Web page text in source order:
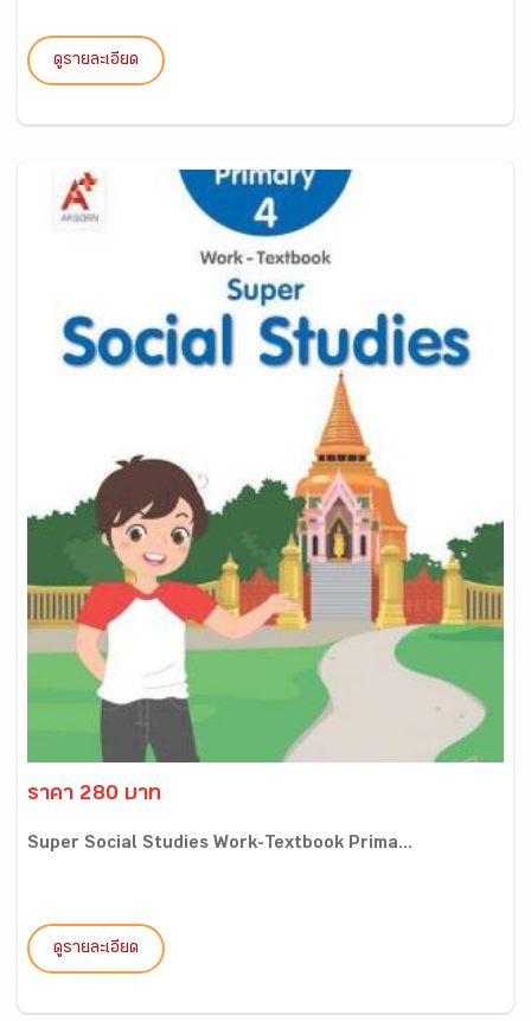
ดูรายละเอียด
ราคา 280 บาท
Super Social Studies Work-Textbook Prima...
ดูรายละเอียด